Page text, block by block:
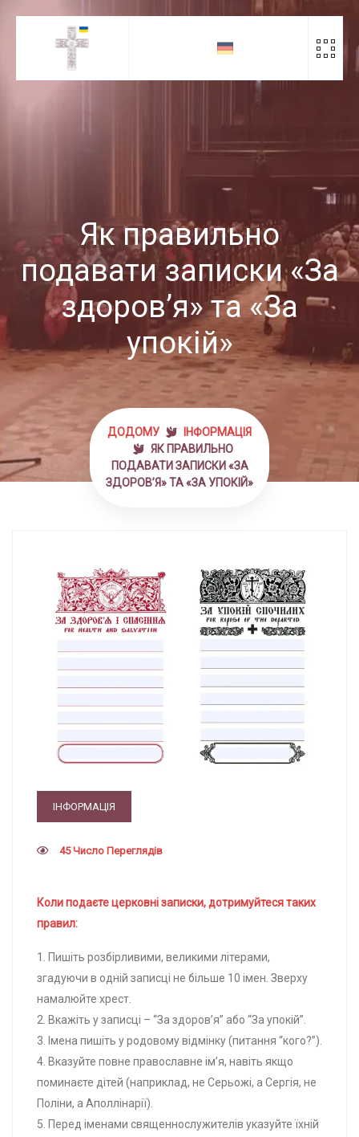
Як правильно
подавати записки «За
здоров’я» та «За
упокій»
ДОДОМУ
ІНФОРМАЦІЯ
ЯК ПРАВИЛЬНО
ПОДАВАТИ ЗАПИСКИ «ЗА
ЗДОРОВ’Я» ТА «ЗА УПОКІЙ»
ІНФОРМАЦІЯ
45 Число Переглядів
Коли подаєте церковні записки, дотримуйтеся таких
правил:
1. Пишіть розбірливими, великими літерами,
згадуючи в одній записці не більше 10 імен. Зверху
намалюйте хрест.
2. Вкажіть у записці – “За здоров’я” або “За упокій”.
3. Імена пишіть у родовому відмінку (питання “кого?”).
4. Вказуйте повне православне ім’я, навіть якщо
поминаєте дітей (наприклад, не Серьожі, а Сергія, не
Поліни, а Аполлінарії).
5. Перед іменами священнослужителів указуйте їхній